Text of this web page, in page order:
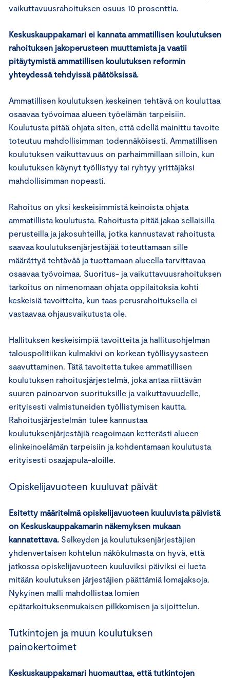
vaikuttavuusrahoituksen osuus 10 prosenttia.
Keskuskauppakamari ei kannata ammatillisen koulutuksen
rahoituksen jakoperusteen muuttamista ja vaatii
pitäytymistä ammatillisen koulutuksen reformin
yhteydessä tehdyissä päätöksissä.
Ammatillisen koulutuksen keskeinen tehtävä on kouluttaa
osaavaa työvoimaa alueen työelämän tarpeisiin.
Koulutusta pitää ohjata siten, että edellä mainittu tavoite
toteutuu mahdollisimman todennäköisesti. Ammatillisen
koulutuksen vaikuttavuus on parhaimmillaan silloin, kun
koulutuksen käynyt työllistyy tai ryhtyy yrittäjäksi
mahdollisimman nopeasti.
Rahoitus on yksi keskeisimmistä keinoista ohjata
ammatillista koulutusta. Rahoitusta pitää jakaa sellaisilla
perusteilla ja jakosuhteilla, jotka kannustavat rahoitusta
saavaa koulutuksenjärjestäjää toteuttamaan sille
määrättyä tehtävää ja tuottamaan alueella tarvittavaa
osaavaa työvoimaa. Suoritus- ja vaikuttavuusrahoituksen
tarkoitus on nimenomaan ohjata oppilaitoksia kohti
keskeisiä tavoitteita, kun taas perusrahoituksella ei
vastaavaa ohjausvaikutusta ole.
Hallituksen keskeisimpiä tavoitteita ja hallitusohjelman
talouspolitiikan kulmakivi on korkean työllisyysasteen
saavuttaminen. Tätä tavoitetta tukee ammatillisen
koulutuksen rahoitusjärjestelmä, joka antaa riittävän
suuren painoarvon suorituksille ja vaikuttavuudelle,
erityisesti valmistuneiden työllistymisen kautta.
Rahoitusjärjestelmän tulee kannustaa
koulutuksenjärjestäjiä reagoimaan ketterästi alueen
elinkeinoelämän tarpeisiin ja kohdentamaan koulutusta
erityisesti osaajapula-aloille.
Opiskelijavuoteen kuuluvat päivät
Esitetty määritelmä opiskelijavuoteen kuuluvista päivistä
on Keskuskauppakamarin näkemyksen mukaan
kannatettava. Selkeyden ja koulutuksenjärjestäjien
yhdenvertaisen kohtelun näkökulmasta on hyvä, että
jatkossa opiskelijavuoteen kuuluviksi päiviksi ei lueta
mitään koulutuksen järjestäjien päättämiä lomajaksoja.
Nykyinen malli mahdollistaa lomien
epätarkoituksenmukaisen pilkkomisen ja sijoittelun.
Tutkintojen ja muun koulutuksen
painokertoimet
Keskuskauppakamari huomauttaa, että tutkintojen